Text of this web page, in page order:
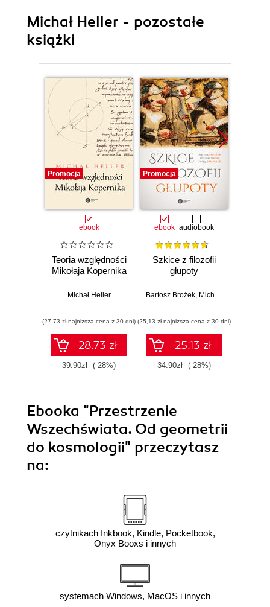
Michał Heller - pozostałe
książki
Promocja
ebook
Teoria względności
Mikołaja Kopernika
Michał Heller
(27,73 zł najniższa cena z 30 dni)
28.73 zł
39.90zł (-28%)
Promocja
ebook audiobook
Szkice z filozofii
głupoty
Bartosz Brożek, Michał Heller
(25,13 zł najniższa cena z 30 dni)
25.13 zł
34.90zł (-28%)
Ebooka "Przestrzenie
Wszechświata. Od geometrii
do kosmologii" przeczytasz
na:
czytnikach Inkbook, Kindle, Pocketbook,
Onyx Booxs i innych
systemach Windows, MacOS i innych